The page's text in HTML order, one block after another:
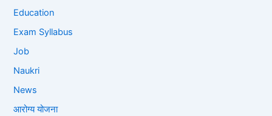
Education
Exam Syllabus
Job
Naukri
News
आरोग्य योजना